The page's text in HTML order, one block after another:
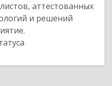
аттестованных
и решений